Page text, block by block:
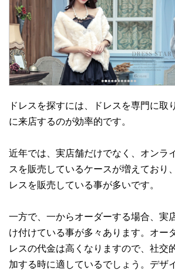
ドレスを探すには、ドレスを専門に取
に来店するのが効率的です。
近年では、実店舗だけでなく、オンラ
スを販売しているケースが増えており
レスを販売している事が多いです。
一方で、一からオーダーする場合、実
け付けている事が多々あります。オー
レスの代金は高くなりますので、社交
加する時に適しているでしょう。デザ